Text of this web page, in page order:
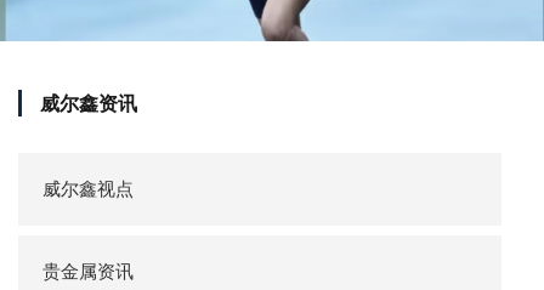
威尔鑫资讯
威尔鑫视点
贵金属资讯